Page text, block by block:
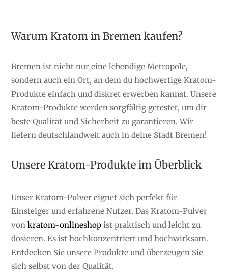
Warum Kratom in Bremen kaufen?
Bremen ist nicht nur eine lebendige Metropole,
sondern auch ein Ort, an dem du hochwertige Kratom-
Produkte einfach und diskret erwerben kannst. Unsere
Kratom-Produkte werden sorgfältig getestet, um dir
beste Qualität und Sicherheit zu garantieren. Wir
liefern deutschlandweit auch in deine Stadt Bremen!
Unsere Kratom-Produkte im Überblick
Unser Kratom-Pulver eignet sich perfekt für
Einsteiger und erfahrene Nutzer. Das Kratom-Pulver
von kratom-onlineshop ist praktisch und leicht zu
dosieren. Es ist hochkonzentriert und hochwirksam.
Entdecken Sie unsere Produkte und überzeugen Sie
sich selbst von der Qualität.